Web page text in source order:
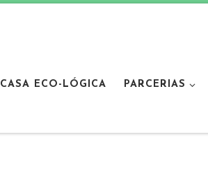
CASA ECO-LÓGICA PARCERIAS